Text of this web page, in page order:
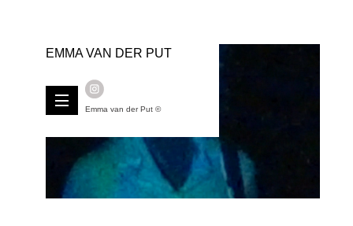
EMMA VAN DER PUT
Emma van der Put ©